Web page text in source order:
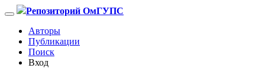
Репозиторий ОмГУПС
Авторы
Публикации
Поиск
Вход